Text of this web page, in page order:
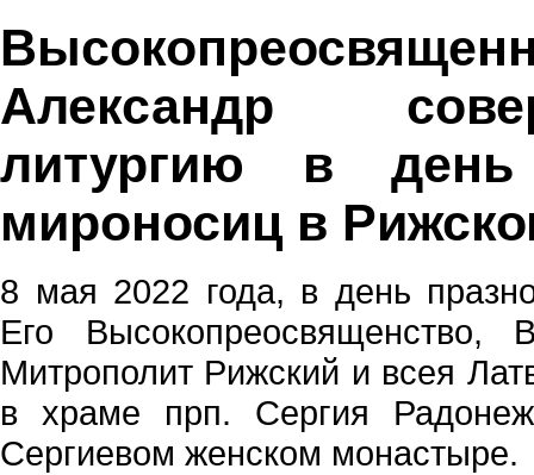
Александр
литургию в
мироносиц в
8 мая 2022 года, в день
Его Высокопреосвященство,
Митрополит Рижский и всея
в храме прп. Сергия
Сергиевом женском монастыре.